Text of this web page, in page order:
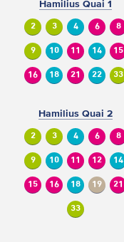
Hamilius Quai 1
2 3 4 6 8
9 10 11 14 15
16 18 21 22 33
Hamilius Quai 2
2 3 4 6 8
9 10 11 12 14
15 16 18 19 21
33